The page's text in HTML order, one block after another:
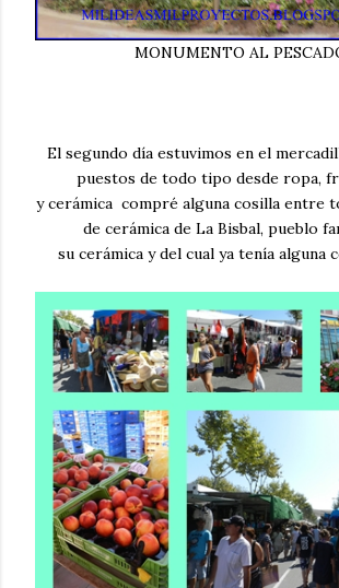
MONUMENTO AL
El segundo día estuvimos en el
puestos de todo tipo desde ropa,
y cerámica compré alguna cosilla entre
de cerámica de La Bisbal, pueblo
su cerámica y del cual ya tenía alguna